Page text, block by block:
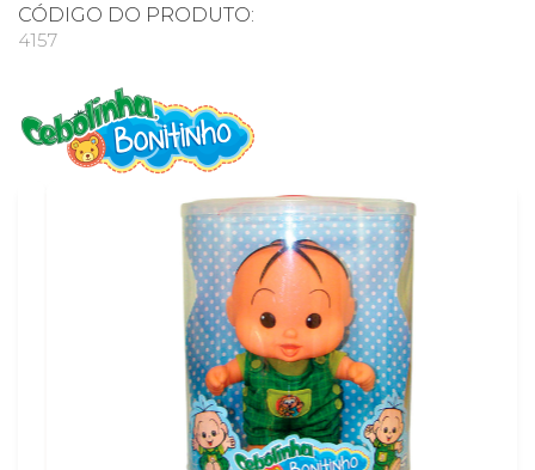
CÓDIGO DO PRODUTO:
4157